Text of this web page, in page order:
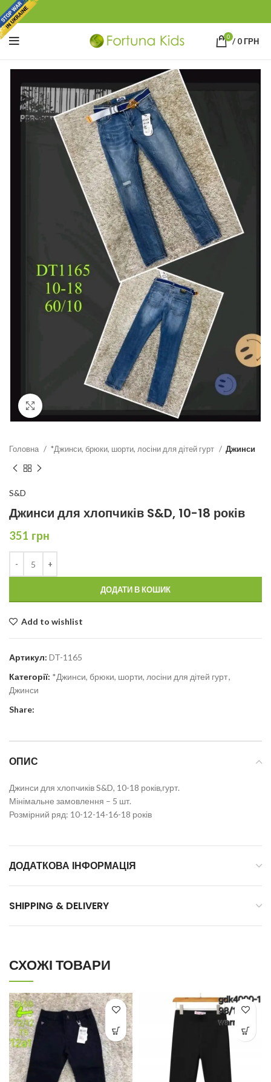
0 / 0ГРН
Головна *Джинси, брюки, шорти, лосіни для дітей гурт Джинси
S&D
Джинси для хлопчиків S&D, 10-18 років
351 грн
ДОДАТИ В КОШИК
Add to wishlist
Артикул: DT-1165
Категорії: *Джинси, брюки, шорти, лосіни для дітей гурт,
Джинси
Share:
ОПИС
Джинси для хлопчиків S&D, 10-18 років,гурт.
Мінімальне замовлення – 5 шт.
Розмірний ряд: 10-12-14-16-18 років
ДОДАТКОВА ІНФОРМАЦІЯ
SHIPPING & DELIVERY
СХОЖІ ТОВАРИ